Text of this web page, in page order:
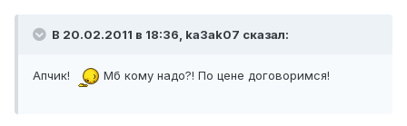
В 20.02.2011 в 18:36, ka3ak07 сказал:
Апчик! Мб кому надо?! По цене договоримся!